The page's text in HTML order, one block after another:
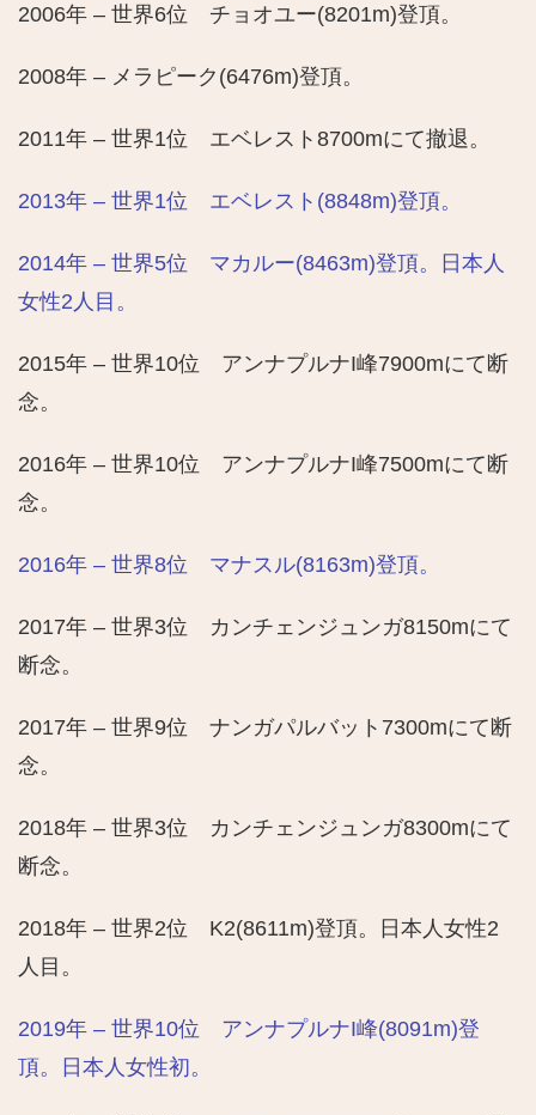
2006年 – 世界6位 チョオユー(8201m)登頂。
2008年 – メラピーク(6476m)登頂。
2011年 – 世界1位 エベレスト8700mにて撤退。
2013年 – 世界1位 エベレスト(8848m)登頂。
2014年 – 世界5位 マカルー(8463m)登頂。日本人
女性2人目。
2015年 – 世界10位 アンナプルナI峰7900mにて断
念。
2016年 – 世界10位 アンナプルナI峰7500mにて断
念。
2016年 – 世界8位 マナスル(8163m)登頂。
2017年 – 世界3位 カンチェンジュンガ8150mにて
断念。
2017年 – 世界9位 ナンガパルバット7300mにて断
念。
2018年 – 世界3位 カンチェンジュンガ8300mにて
断念。
2018年 – 世界2位 K2(8611m)登頂。日本人女性2
人目。
2019年 – 世界10位 アンナプルナI峰(8091m)登
頂。日本人女性初。